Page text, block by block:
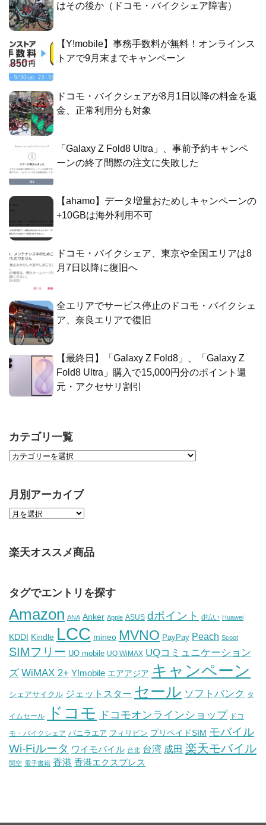
はその後か（ドコモ・バイクシェア障害）
【Y!mobile】事務手数料が無料！オンラインス
トアで9月末までキャンペーン
ドコモ・バイクシェアが8月1日以降の料金を返
金、正常利用分も対象
「Galaxy Z Fold8 Ultra」、事前予約キャンペ
ーンの終了間際の注文に失敗した
【ahamo】データ増量おためしキャンペーンの
+10GBは海外利用不可
ドコモ・バイクシェア、東京や全国エリアは8
月7日以降に復旧へ
全エリアでサービス停止のドコモ・バイクシェ
ア、奈良エリアで復旧
【最終日】「Galaxy Z Fold8」、「Galaxy Z
Fold8 Ultra」購入で15,000円分のポイント還
元・アクセサリ割引
カテゴリ一覧
月別アーカイブ
楽天オススメ商品
タグでエントリを探す
Amazon ANA Anker Apple ASUS dポイント d払い Huawei
KDDI Kindle LCC mineo MVNO PayPay Peach Scoot
SIMフリー UQ mobile UQ WiMAX UQコミュニケーション
ズ WiMAX 2+ Y!mobile エアアジア キャンペーン
シェアサイクル ジェットスター セール ソフトバンク タ
イムセール ドコモ ドコモオンラインショップ ドコ
モ・バイクシェア バニラエア フィリピン プリペイドSIM モバイル
Wi-Fiルータ ワイモバイル 台北 台湾 成田 楽天モバイル
関空 電子書籍 香港 香港エクスプレス